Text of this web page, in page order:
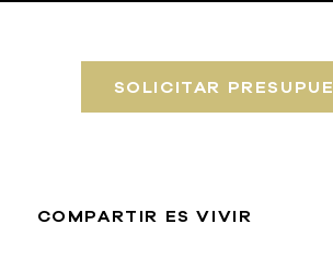
SOLICITAR
COMPARTIR ES VIVIR